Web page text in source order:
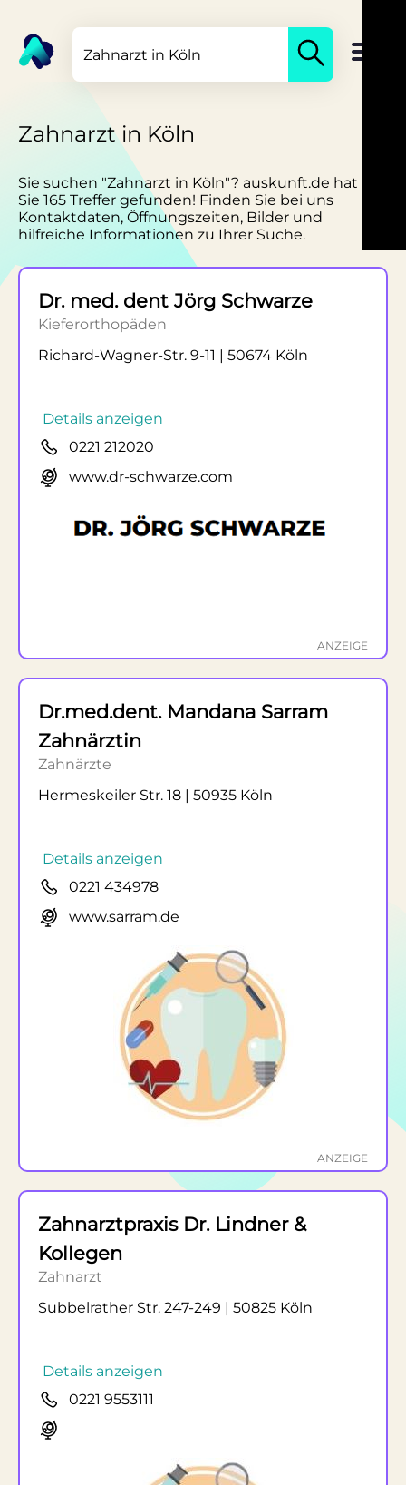
Zahnarzt in Köln
Sie suchen "Zahnarzt in Köln"? auskunft.de hat für
Sie 165 Treffer gefunden! Finden Sie bei uns
Kontaktdaten, Öffnungszeiten, Bilder und
hilfreiche Informationen zu Ihrer Suche.
Dr. med. dent Jörg Schwarze
Kieferorthopäden
Richard-Wagner-Str. 9-11 | 50674 Köln
Details anzeigen
0221 212020
www.dr-schwarze.com
ANZEIGE
Dr.med.dent. Mandana Sarram
Zahnärztin
Zahnärzte
Hermeskeiler Str. 18 | 50935 Köln
Details anzeigen
0221 434978
www.sarram.de
ANZEIGE
Zahnarztpraxis Dr. Lindner &
Kollegen
Zahnarzt
Subbelrather Str. 247-249 | 50825 Köln
Details anzeigen
0221 9553111